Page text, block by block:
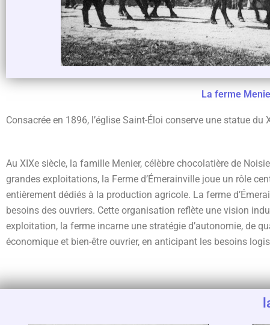
La ferme
Consacrée en 1896, l’église Saint-Éloi conserve une statue
Au XIXe siècle, la famille Menier, célèbre chocolatière de
grandes exploitations, la Ferme d’Émerainville joue un rôle
entièrement dédiés à la production agricole. La ferme
besoins des ouvriers. Cette organisation reflète une vision
exploitation, la ferme incarne une stratégie d’autonomie, de
économique et bien-être ouvrier, en anticipant les besoins